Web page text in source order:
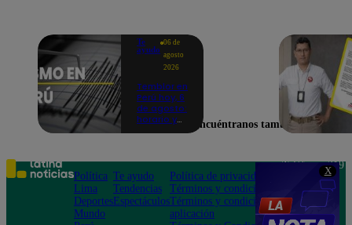
X
Te
ayudo
06 de
agosto
2026
Temblor en
Perú hoy, 6
de agosto:
horario y
según IGP
Encuéntranos también en
Política
Lima
Deportes
Mundo
Te ayudo
Tendencias
Espectáculos
Política de privacidad
Términos y condiciones
Términos y condiciones
aplicación
Teléfono: 219
Av. San
Felipe 968
Jesús María